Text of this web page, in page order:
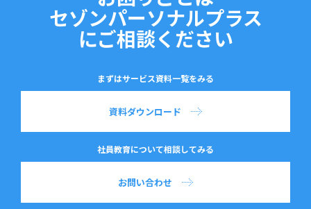
セゾンパーソナルプラス
にご相談ください
まずはサービス資料一覧をみる
資料ダウンロード
社員教育について相談してみる
お問い合わせ